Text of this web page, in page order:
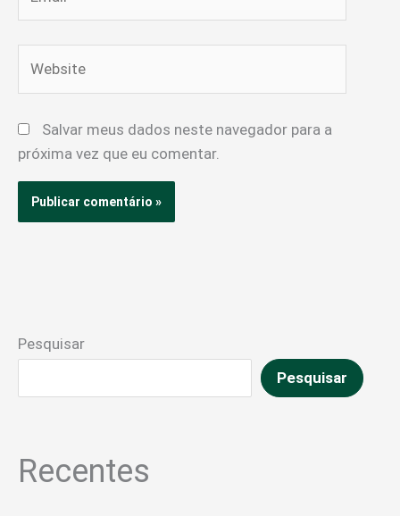
Salvar meus dados neste navegador para a
próxima vez que eu comentar.
Pesquisar
Pesquisar
Recentes